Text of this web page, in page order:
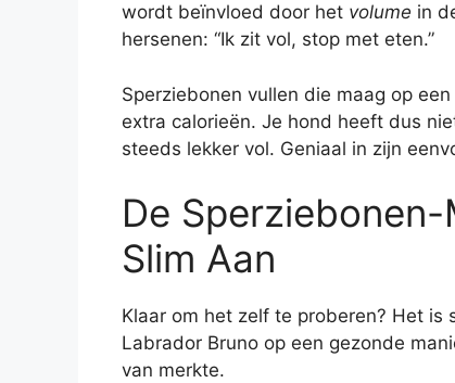
wordt beïnvloed door het volume in
hersenen: “Ik zit vol, stop met eten.”
Sperziebonen vullen die maag op
extra calorieën. Je hond heeft dus
steeds lekker vol. Geniaal in zijn
De
Slim Aan
Klaar om het zelf te proberen? Het
Labrador Bruno op een gezonde
van merkte.